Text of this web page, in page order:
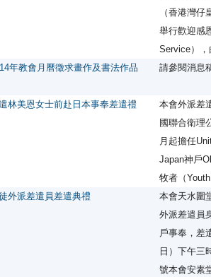
（香港灣
舉行歡迎感
Service）
年教會月曆徵求畫作及書法作品 請參閱消息
林美恩女士前赴日本事奉差遣禮
本會外派差
國聯合衛理
月起擔任
Japan神戶
牧者（
外派差遣員差遣典禮
本會天水圍
外派差遣員
戶事奉，差
日）下午三
號本會安素